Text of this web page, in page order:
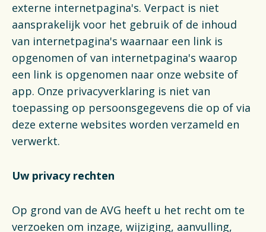
externe internetpagina's. Verpact is niet
aansprakelijk voor het gebruik of de inhoud
van internetpagina's waarnaar een link is
opgenomen of van internetpagina's waarop
een link is opgenomen naar onze website of
app. Onze privacyverklaring is niet van
toepassing op persoonsgegevens die op of via
deze externe websites worden verzameld en
verwerkt.
Uw privacy rechten
Op grond van de AVG heeft u het recht om te
verzoeken om inzage, wijziging, aanvulling,